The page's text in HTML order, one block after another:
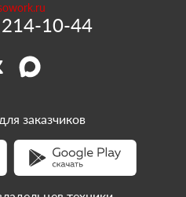
10-44
заказчиков